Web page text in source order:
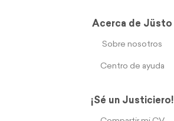
Acerca de Jüsto
Sobre nosotros
Centro de ayuda
¡Sé un Justiciero!